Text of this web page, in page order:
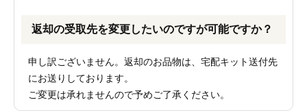
返却の受取先を変更したいのですが可能ですか？
申し訳ございません。返却のお品物は、宅配キット送付先
にお送りしております。
ご変更は承れませんので予めご了承ください。